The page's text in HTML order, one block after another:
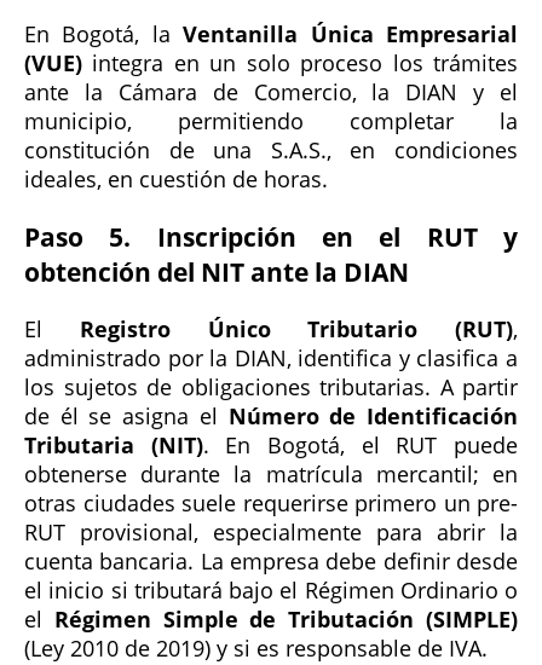
En Bogotá, laVentanilla Única Empresarial
(VUE) integra en un solo proceso los trámites
ante la Cámara de Comercio, la DIAN y el
municipio, permitiendo completar la
constitución de una S.A.S., en condiciones
ideales, en cuestión de horas.
Paso 5. Inscripción en el RUT y
obtención del NIT ante la DIAN
El Registro Único Tributario (RUT),
administrado por la DIAN, identifica y clasifica a
los sujetos de obligaciones tributarias. A partir
de él se asigna el Número de Identificación
Tributaria (NIT). En Bogotá, el RUT puede
obtenerse durante la matrícula mercantil; en
otras ciudades suele requerirse primero un pre-
RUT provisional, especialmente para abrir la
cuenta bancaria. La empresa debe definir desde
el inicio si tributará bajo el Régimen Ordinario o
el Régimen Simple de Tributación (SIMPLE)
(Ley 2010 de 2019) y si es responsable de IVA.